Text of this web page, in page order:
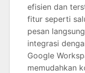
efisien dan
fitur seperti
pesan
integrasi
Google
memudahkan